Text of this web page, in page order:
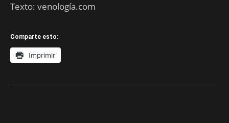
Texto: venología.com
Comparte esto:
Imprimir